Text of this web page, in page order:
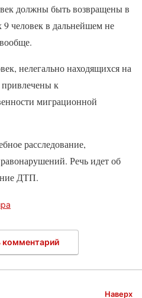
должны быть возвращены в
человек в дальнейшем не
нелегально находящихся на
к
миграционной
расследование,
Речь идет об
ДТП.
комментарий
Наверх